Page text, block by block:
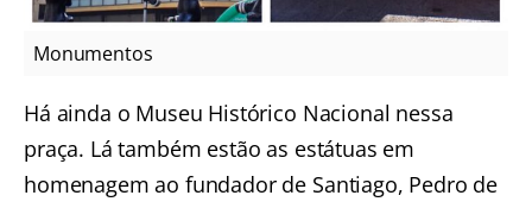
Monumentos
Há ainda o Museu Histórico Nacional nessa
praça. Lá também estão as estátuas em
homenagem ao fundador de Santiago, Pedro de